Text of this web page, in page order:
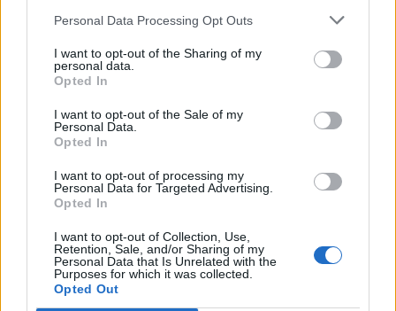
Personal Data Processing Opt Outs
I want to opt-out of the Sharing of my
personal data.
Opted In
I want to opt-out of the Sale of my
Personal Data.
Opted In
I want to opt-out of processing my
Personal Data for Targeted Advertising.
Opted In
I want to opt-out of Collection, Use,
Retention, Sale, and/or Sharing of my
Personal Data that Is Unrelated with the
Purposes for which it was collected.
Opted Out
Aktuelt
Nordjyder kan se årtiets største
solformørkelse